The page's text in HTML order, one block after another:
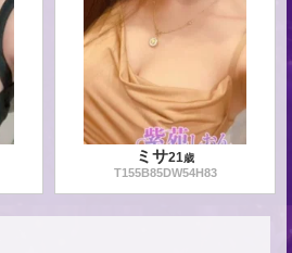
ミサ21歳
T155B85DW54H83